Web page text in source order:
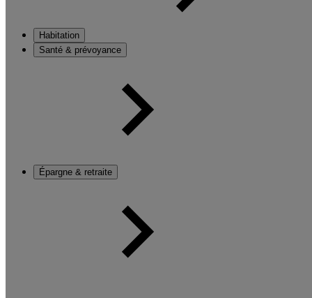
Habitation
Santé & prévoyance
Épargne & retraite